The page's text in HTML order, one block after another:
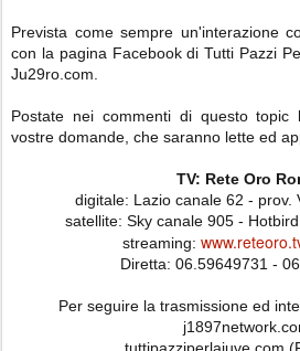
Prevista come sempre un'interazione
con la pagina Facebook di Tutti Pazzi
Ju29ro.com
Postate nei commenti di questo
vostre domande, che saranno lette ed
TV: Rete Oro
digitale: Lazio canale 62 - prov.
satellite: Sky canale 905 -
streaming:
Diretta: 06.59649731 -
Per seguire la trasmissione ed